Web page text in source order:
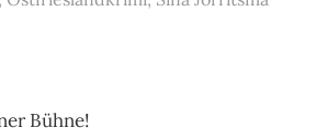
Bühne!